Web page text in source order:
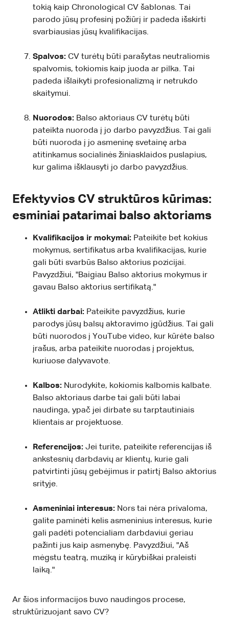
tokią kaip Chronological CV šablonas. Tai
parodo jūsų profesinį požiūrį ir padeda išskirti
svarbiausias jūsų kvalifikacijas.
Spalvos: CV turėtų būti parašytas neutraliomis
spalvomis, tokiomis kaip juoda ar pilka. Tai
padeda išlaikyti profesionalizmą ir netrukdo
skaitymui.
Nuorodos: Balso aktoriaus CV turėtų būti
pateikta nuoroda į jo darbo pavyzdžius. Tai gali
būti nuoroda į jo asmeninę svetainę arba
atitinkamus socialinės žiniasklaidos puslapius,
kur galima išklausyti jo darbo pavyzdžius.
Efektyvios CV struktūros kūrimas:
esminiai patarimai balso aktoriams
Kvalifikacijos ir mokymai: Pateikite bet kokius
mokymus, sertifikatus arba kvalifikacijas, kurie
gali būti svarbūs Balso aktorius pozicijai.
Pavyzdžiui, "Baigiau Balso aktorius mokymus ir
gavau Balso aktorius sertifikatą."
Atlikti darbai: Pateikite pavyzdžius, kurie
parodys jūsų balsų aktoravimo įgūdžius. Tai gali
būti nuorodos į YouTube video, kur kūrėte balso
įrašus, arba pateikite nuorodas į projektus,
kuriuose dalyvavote.
Kalbos: Nurodykite, kokiomis kalbomis kalbate.
Balso aktoriaus darbe tai gali būti labai
naudinga, ypač jei dirbate su tarptautiniais
klientais ar projektuose.
Referencijos: Jei turite, pateikite referencijas iš
ankstesnių darbdavių ar klientų, kurie gali
patvirtinti jūsų gebėjimus ir patirtį Balso aktorius
srityje.
Asmeniniai interesus: Nors tai nėra privaloma,
galite paminėti kelis asmeninius interesus, kurie
gali padėti potencialiam darbdaviui geriau
pažinti jus kaip asmenybę. Pavyzdžiui, "Aš
mėgstu teatrą, muziką ir kūrybiškai praleisti
laiką."
Ar šios informacijos buvo naudingos procese,
struktūrizuojant savo CV?